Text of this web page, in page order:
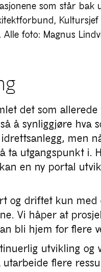
som står
foto: Magnus
det som
å synliggjøre hva
men
ta utgangspunkt i.
en ny portal
og driftet kun med
Vi håper at
bli hjem for flere
utvikling og
flere